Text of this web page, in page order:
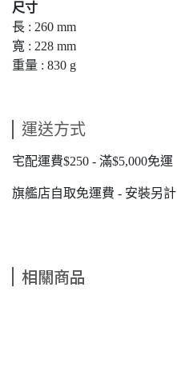
尺寸
長 : 260 mm
寬 : 228 mm
重量 : 830 g
運送方式
宅配運費$250 - 滿$5,000免運
旗艦店自取免運費 - 安裝另計
相關商品